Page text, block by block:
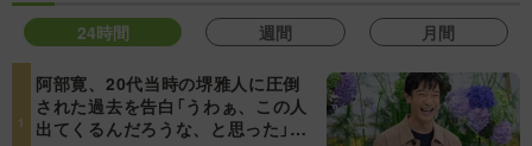
24時間 週間 月間
阿部寛、20代当時の堺雅人に圧倒
された過去を告白「うわぁ、この人
出てくるんだろうな、と思った」